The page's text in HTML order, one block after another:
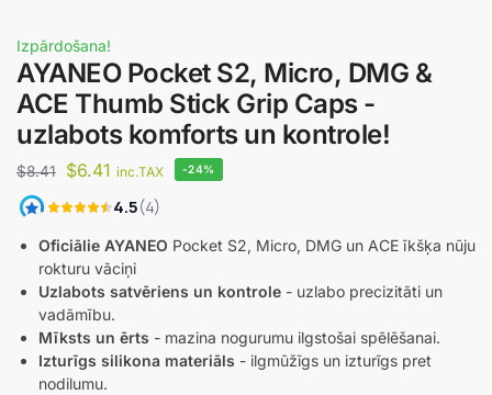
Izpārdošana!
AYANEO Pocket S2, Micro, DMG &
ACE Thumb Stick Grip Caps -
uzlabots komforts un kontrole!
$8.41 $6.41 inc.TAX -24%
Oficiālie AYANEO Pocket S2, Micro, DMG un ACE īkšķa nūju
rokturu vāciņi
Uzlabots satvēriens un kontrole - uzlabo precizitāti un
vadāmību.
Mīksts un ērts - mazina nogurumu ilgstošai spēlēšanai.
Izturīgs silikona materiāls - ilgmūžīgs un izturīgs pret
nodilumu.